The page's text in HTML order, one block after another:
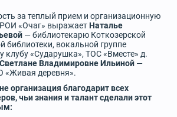
за теплый прием и организационную
«Очаг» выражаетНаталье
— библиотекарю Коткозерской
библиотеки, вокальной группе
клубу «Сударушка», ТОС «Вместе» д.
Светлане Владимировне Ильиной —
«Живая деревня».
организация благодарит всех
чьи знания и талант сделали этот